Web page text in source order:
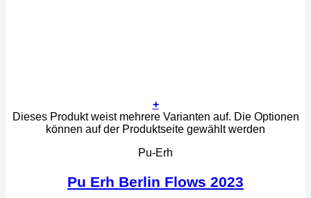
+
Dieses Produkt weist mehrere Varianten auf. Die Optionen
können auf der Produktseite gewählt werden
Pu-Erh
Pu Erh Berlin Flows 2023